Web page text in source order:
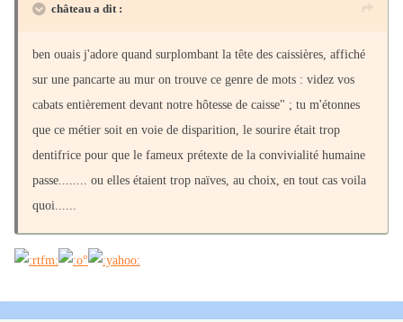
château a dit :
ben ouais j'adore quand surplombant la tête des caissières, affiché
sur une pancarte au mur on trouve ce genre de mots : videz vos
cabats entièrement devant notre hôtesse de caisse" ; tu m'étonnes
que ce métier soit en voie de disparition, le sourire était trop
dentifrice pour que le fameux prétexte de la convivialité humaine
passe........ ou elles étaient trop naïves, au choix, en tout cas voila
quoi......